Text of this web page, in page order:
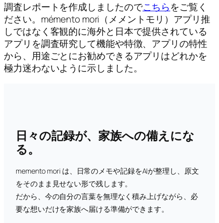
調査レポートを作成しましたのでこちらをご覧く
ださい。mémento mori（メメントモリ）アプリ推
しではなく客観的に海外と日本で提供されている
アプリを調査研究して機能や特徴、アプリの特性
から、用途ごとにお勧めできるアプリはどれかを
極力迷わないように示しました。
日々の記録が、家族への備えにな
る。
memento mori は、日常のメモや記録をAIが整理し、原文
をそのまま見せない形で残します。
だから、今の自分の言葉を無理なく積み上げながら、必
要な想いだけを家族へ届ける準備ができます。